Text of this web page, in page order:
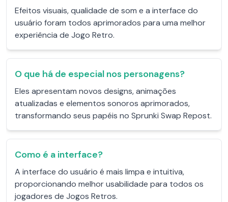
Efeitos visuais, qualidade de som e a interface do
usuário foram todos aprimorados para uma melhor
experiência de Jogo Retro.
O que há de especial nos personagens?
Eles apresentam novos designs, animações
atualizadas e elementos sonoros aprimorados,
transformando seus papéis no Sprunki Swap Repost.
Como é a interface?
A interface do usuário é mais limpa e intuitiva,
proporcionando melhor usabilidade para todos os
jogadores de Jogos Retros.